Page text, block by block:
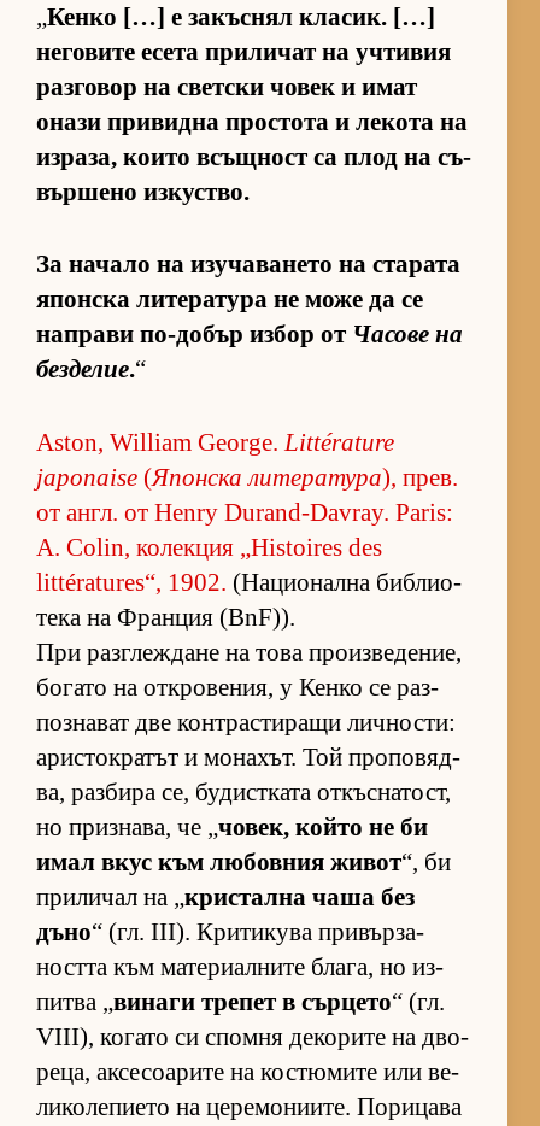
„Кенко […] е за­къс­нял кла­сик. […]
не­го­вите есета при­ли­чат на уч­ти­вия
раз­го­вор на свет­ски чо­век и имат
онази при­видна прос­тота и ле­кота на
из­ра­за, ко­ито всъщ­ност са плод на съ­
вър­шено из­кус­т­во.
За на­чало на изу­ча­ва­нето на ста­рата
япон­ска ли­те­ра­тура не може да се
нап­рави по-до­бър из­бор от Ча­сове на
без­де­лие.“
Aston, William George.Littérature
japonaise (Япон­ска ли­те­ра­тура), прев.
от англ. от Henry Durand-Davray. Paris:
A. Colin, ко­лек­ция „Histoires des
littératures“, 1902. (На­ци­о­нална биб­ли­о­
тека на Фран­ция (BnF)).
При раз­г­леж­дане на това про­из­ве­де­ние,
бо­гато на от­к­ро­ве­ния, у Кенко се раз­
поз­на­ват две кон­т­рас­ти­ращи лич­нос­ти:
арис­ток­ра­тът и мо­на­хът. Той про­по­вяд­
ва, раз­бира се, бу­дис­т­ката от­къс­на­тост,
но приз­на­ва, че „чо­век, който не би
имал вкус към лю­бов­ния жи­вот“, би
при­ли­чал на „крис­тална чаша без
дъно“ (гл. III). Кри­ти­кува при­вър­за­
ността към ма­те­ри­ал­ните бла­га, но из­
питва „ви­наги тре­пет в сър­цето“ (гл.
VIII), ко­гато си спомня де­ко­рите на дво­
ре­ца, ак­се­со­а­рите на кос­тю­мите или ве­
ли­ко­ле­пи­ето на це­ре­мо­ни­и­те. По­ри­цава